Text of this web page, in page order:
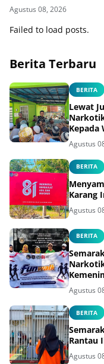
Binaan
Agustus 08, 2026
Failed to load posts.
Berita Terbaru
BERITA
Lewat
Kepada
Agustus
BERITA
Karang
Agustus
BERITA
Agustus
BERITA
Rantau
Agustus